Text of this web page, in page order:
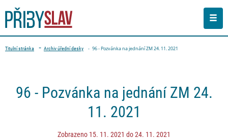
Drobečková navigace
Titulní stránka Archiv úřední desky 96 - Pozvánka na jednání ZM 24. 11. 2021
96 - Pozvánka na jednání ZM 24.
11. 2021
Zobrazeno 15. 11. 2021 do 24. 11. 2021